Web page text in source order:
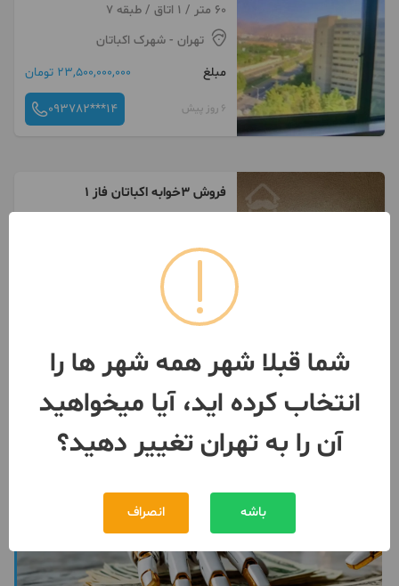
60 متر / 1 اتاق / طبقه 7
تهران - شهرک اکباتان
مبلغ
23,500,000,000 تومان
6 روز پیش 093782***14
فروش ۳خوابه اکباتان فاز ۱
تهران- شهرک اکباتان
6 روز پیش
شما قبلا شهر همه شهر ها را
انتخاب کرده اید، آیا میخواهید
آن را به تهران تغییر دهید؟
باشه انصراف